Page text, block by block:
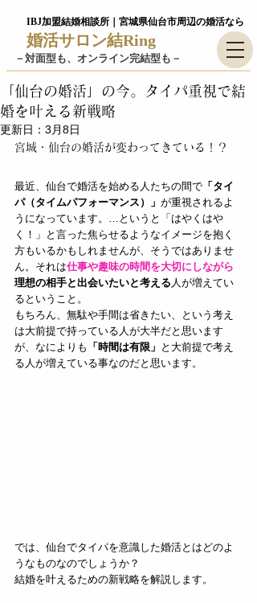
IBJ加盟結婚相談所｜宮城県仙台市周辺の婚活なら
婚活サロン結Ring
－​対面型も、オンライン完結型も－
「仙台の婚活」の今。タイパ重視で結
婚を叶える新戦略
更新日： 3月8日
宮城・仙台の婚活が変わってきている！？
最近、仙台で婚活を始める人たちの間で 「タイ
パ（タイムパフォーマンス）」 が重視されるよ
うになっています。…というと「はやくはや
く！」と言った焦らせるようなイメージを抱く
方もいるかもしれませんが、そうではありませ
ん。それは仕事や趣味の時間を大切にしながら
理想の相手と出会いたいと考える 人が増えてい
るということ。
もちろん、無駄や手間は省きたい、という考え
は大前提で持っている人が大半だと思います
が、なによりも 「時間は有限」 と大前提で考え
る人が増えている事なのだと思います。
では、仙台でタイパを意識した婚活とはどのよ
うなものなのでしょうか？
結婚を叶えるための新戦略を解説します。